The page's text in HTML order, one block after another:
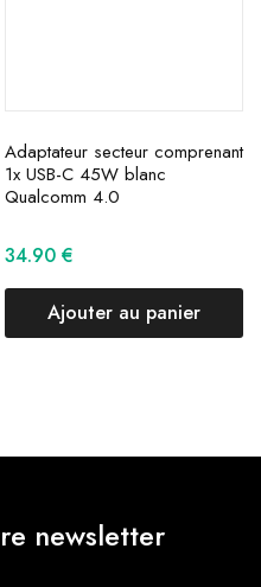
Adaptateur secteur comprenant
1x USB-C 45W blanc
Qualcomm 4.0
34.90 €
Ajouter au panier
newsletter